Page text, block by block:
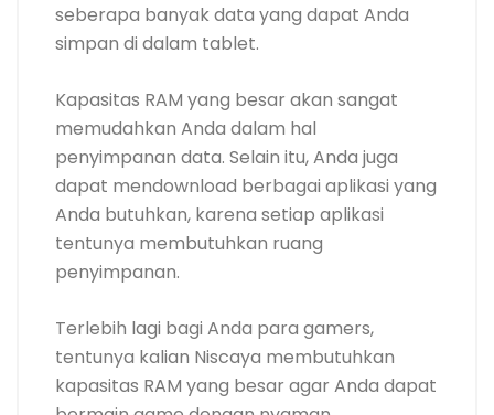
seberapa banyak data yang dapat Anda
simpan di dalam tablet.
Kapasitas RAM yang besar akan sangat
memudahkan Anda dalam hal
penyimpanan data. Selain itu, Anda juga
dapat mendownload berbagai aplikasi yang
Anda butuhkan, karena setiap aplikasi
tentunya membutuhkan ruang
penyimpanan.
Terlebih lagi bagi Anda para gamers,
tentunya kalian Niscaya membutuhkan
kapasitas RAM yang besar agar Anda dapat